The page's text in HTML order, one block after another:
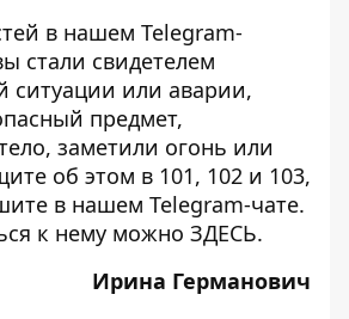
в нашем Telegram-
стали свидетелем
ситуации или аварии,
предмет,
заметили огонь или
об этом в 101, 102 и 103,
в нашем Telegram-чате.
к нему можно ЗДЕСЬ.
Ирина Германович